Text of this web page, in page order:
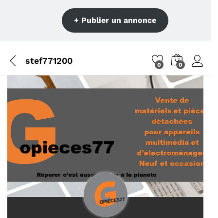
+ Publier un annonce
stef771200 0 0